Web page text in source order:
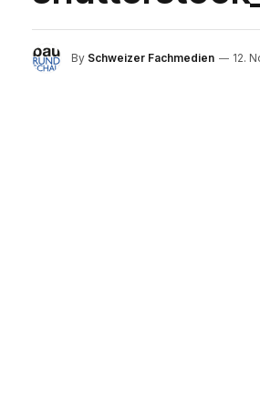
By Schweizer Fachmedien 12.